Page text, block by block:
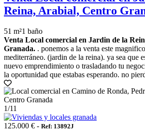
Reina, Arabial, Centro
51 m²1 baño
Venta Local comercial en Jardin de la
Granada. . ponemos a la venta este
mediterráneo. (jardin de la reina). ya sea que
nuevo emprendimiento o trasladando tu
la oportunidad que estabas esperando. no
1/11
125.000 € - Ref: 13892J